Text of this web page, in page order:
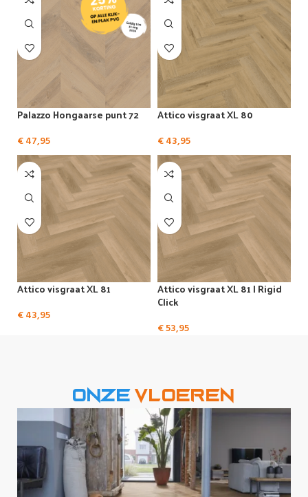
Palazzo Hongaarse punt 72
€47,95
Attico visgraat XL 80
€43,95
Attico visgraat XL 81
€43,95
Attico visgraat XL 81 | Rigid
Click
€53,95
OnzeVloeren